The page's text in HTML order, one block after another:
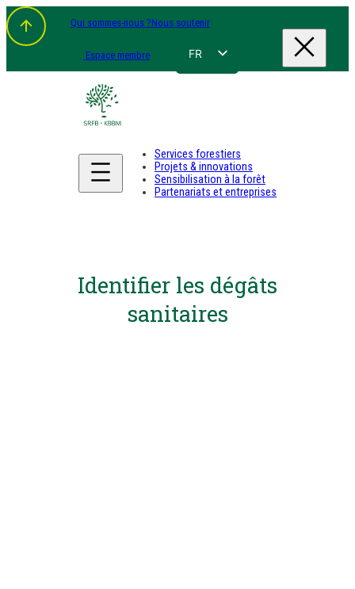
Qui sommes-nous ?Nous soutenir
Espace membre FR
DE
Services forestiers
Projets & innovations
Sensibilisation à la forêt
Partenariats et entreprises
Identifier les dégâts
sanitaires